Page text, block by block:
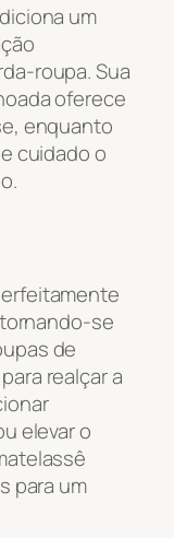
um
roupa. Sua
oferece
enquanto
cuidado o
se
de
realçar a
elevar o
para um